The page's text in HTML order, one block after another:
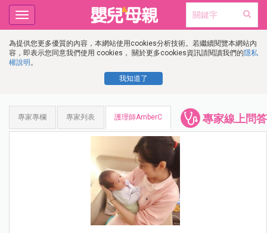
為提供您更多優質的內容，本網站使用cookies分析技術。若繼續閱覽本網站內
容，即表示您同意我們使用 cookies， 關於更多cookies資訊請閱讀我們的隱私
權說明 。
我知道了
Toggle
navigation
專家線上問答
專家專欄 專家列表 護理師AmberC